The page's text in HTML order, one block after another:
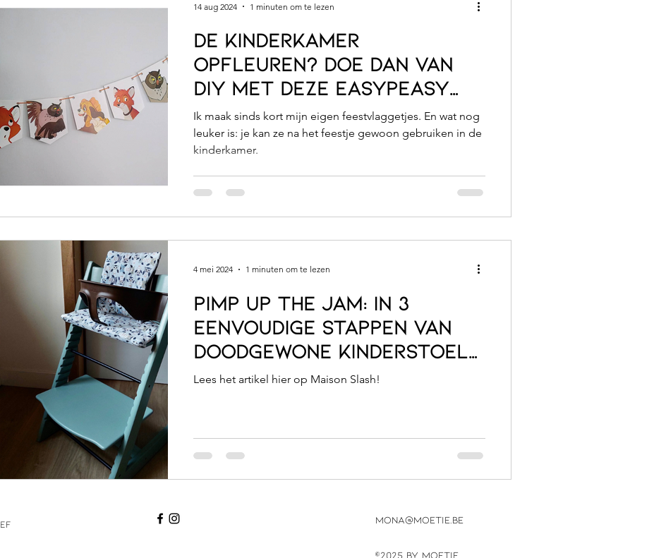
De kinderkamer
opfleuren? Doe dan van
DIY met deze easypeasy
(en duurzame)
feestvlaggen!
Ik maak sinds kort mijn eigen feestvlaggetjes. En wat nog
leuker is: je kan ze na het feestje gewoon gebruiken in de
kinderkamer.
14 aug 2024 1 minuten om te lezen
Pimp up the jam: In 3
eenvoudige stappen van
doodgewone kinderstoel
naar the talk of the
Lees het artikel hier op Maison Slash!
4 mei 2024 1 minuten om te lezen
mona@moetie.be
©2025 by Moetie.